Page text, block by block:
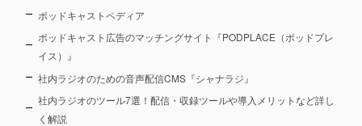
ポッドキャストペディア
ポッドキャスト広告のマッチングサイト『PODPLACE（ポッドプレ
イス）』
社内ラジオのための音声配信CMS『シャナラジ』
社内ラジオのツール7選！配信・収録ツールや導入メリットなど詳し
く解説